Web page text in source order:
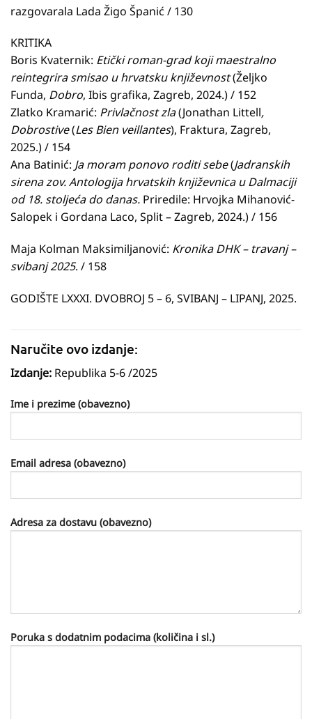
razgovarala Lada Žigo Španić / 130
KRITIKA
Boris Kvaternik: Etički roman-grad koji maestralno
reintegrira smisao u hrvatsku književnost(Željko
Funda, Dobro, Ibis grafika, Zagreb, 2024.) / 152
Zlatko Kramarić: Privlačnost zla(Jonathan Littell,
Dobrostive(Les Bien veillantes), Fraktura, Zagreb,
2025.) / 154
Ana Batinić: Ja moram ponovo roditi sebe(Jadranskih
sirena zov. Antologija hrvatskih književnica u Dalmaciji
od 18. stoljeća do danas. Priredile: Hrvojka Mihanović-
Salopek i Gordana Laco, Split – Zagreb, 2024.) / 156
Maja Kolman Maksimiljanović: Kronika DHK – travanj –
svibanj 2025. / 158
GODIŠTE LXXXI. DVOBROJ 5 – 6, SVIBANJ – LIPANJ, 2025.
Naručite ovo izdanje:
Izdanje: Republika 5-6 /2025
Ime i prezime (obavezno)
Email adresa (obavezno)
Adresa za dostavu (obavezno)
Poruka s dodatnim podacima (količina i sl.)